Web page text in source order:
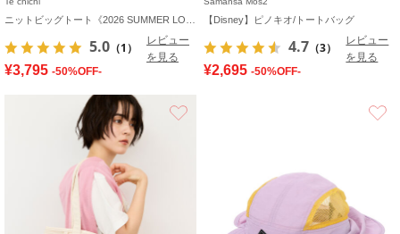
5.0 （1）
レビュー
を見る
¥3,795 -50%OFF-
【Disney】ピノキオ/トートバッグ
4.7 （3）
レビュー
を見る
¥2,695 -50%OFF-